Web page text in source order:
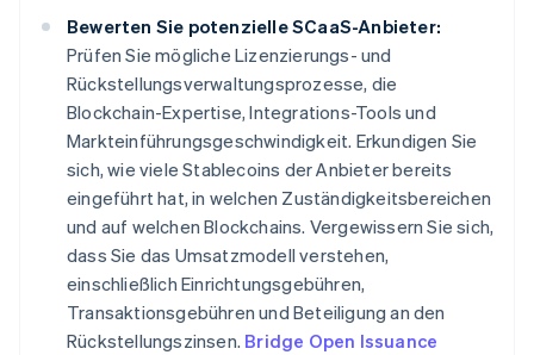
Bewerten Sie potenzielle SCaaS-Anbieter:
Prüfen Sie mögliche Lizenzierungs- und
Rückstellungsverwaltungsprozesse, die
Blockchain-Expertise, Integrations-Tools und
Markteinführungsgeschwindigkeit. Erkundigen Sie
sich, wie viele Stablecoins der Anbieter bereits
eingeführt hat, in welchen Zuständigkeitsbereichen
und auf welchen Blockchains. Vergewissern Sie sich,
dass Sie das Umsatzmodell verstehen,
einschließlich Einrichtungsgebühren,
Transaktionsgebühren und Beteiligung an den
Rückstellungszinsen. Bridge Open Issuance